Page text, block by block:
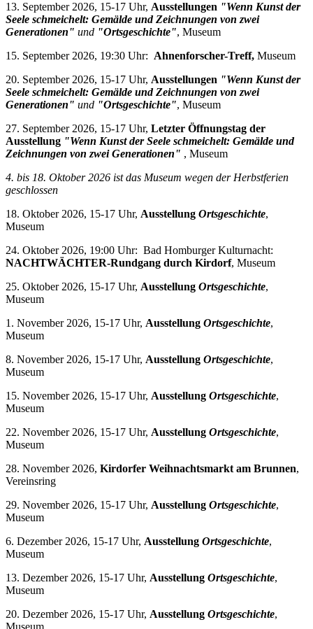
13. September 2026, 15-17 Uhr, Ausstellungen "Wenn Kunst der
Seele schmeichelt: Gemälde und Zeichnungen von zwei
Generationen" und "Ortsgeschichte", Museum
15. September 2026, 19:30 Uhr: Ahnenforscher-Treff, Museum
20. September 2026, 15-17 Uhr, Ausstellungen "Wenn Kunst der
Seele schmeichelt: Gemälde und Zeichnungen von zwei
Generationen" und "Ortsgeschichte", Museum
27. September 2026, 15-17 Uhr, Letzter Öffnungstag der
Ausstellung "Wenn Kunst der Seele schmeichelt: Gemälde und
Zeichnungen von zwei Generationen" , Museum
4. bis 18. Oktober 2026 ist das Museum wegen der Herbstferien
geschlossen
18. Oktober 2026, 15-17 Uhr, Ausstellung Ortsgeschichte,
Museum
24. Oktober 2026, 19:00 Uhr: Bad Homburger Kulturnacht:
NACHTWÄCHTER-Rundgang durch Kirdorf, Museum
25. Oktober 2026, 15-17 Uhr, Ausstellung Ortsgeschichte,
Museum
1. November 2026, 15-17 Uhr, Ausstellung Ortsgeschichte,
Museum
8. November 2026, 15-17 Uhr, Ausstellung Ortsgeschichte,
Museum
15. November 2026, 15-17 Uhr, Ausstellung Ortsgeschichte,
Museum
22. November 2026, 15-17 Uhr, Ausstellung Ortsgeschichte,
Museum
28. November 2026, Kirdorfer Weihnachtsmarkt am Brunnen,
Vereinsring
29. November 2026, 15-17 Uhr, Ausstellung Ortsgeschichte,
Museum
6. Dezember 2026, 15-17 Uhr, Ausstellung Ortsgeschichte,
Museum
13. Dezember 2026, 15-17 Uhr, Ausstellung Ortsgeschichte,
Museum
20. Dezember 2026, 15-17 Uhr, Ausstellung Ortsgeschichte,